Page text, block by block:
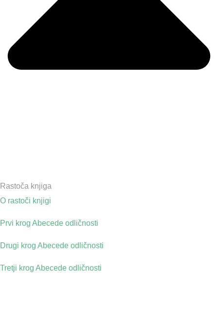
Rastoča knjiga
O rastoči knjigi
Prvi krog Abecede odličnosti
Drugi krog Abecede odličnosti
Tretji krog Abecede odličnosti